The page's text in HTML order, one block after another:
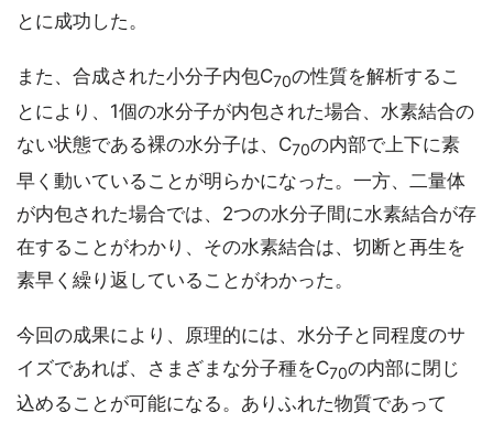
とに成功した。
また、合成された小分子内包C70の性質を解析するこ
とにより、1個の水分子が内包された場合、水素結合の
ない状態である裸の水分子は、C70の内部で上下に素
早く動いていることが明らかになった。一方、二量体
が内包された場合では、2つの水分子間に水素結合が存
在することがわかり、その水素結合は、切断と再生を
素早く繰り返していることがわかった。
今回の成果により、原理的には、水分子と同程度のサ
イズであれば、さまざまな分子種をC70の内部に閉じ
込めることが可能になる。ありふれた物質であって